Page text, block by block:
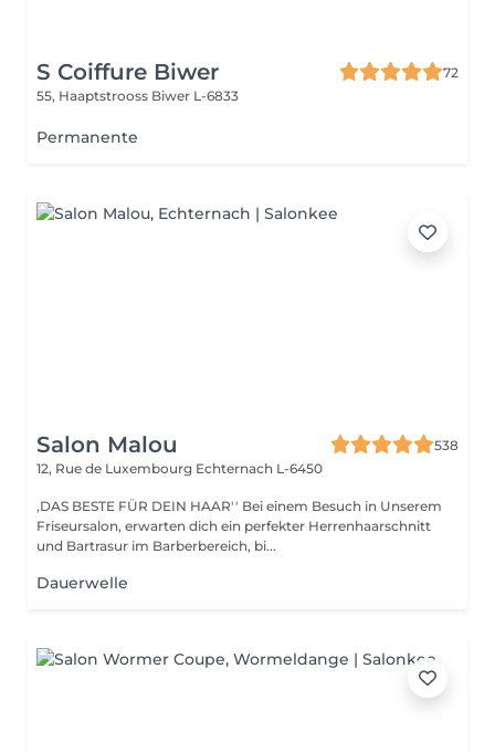
S Coiffure Biwer
72
55, Haaptstrooss Biwer L-6833
Permanente
Salon Malou
538
12, Rue de Luxembourg Echternach L-6450
,DAS BESTE FÜR DEIN HAAR'' Bei einem Besuch in Unserem
Friseursalon, erwarten dich ein perfekter Herrenhaarschnitt
und Bartrasur im Barberbereich, bi...
Dauerwelle